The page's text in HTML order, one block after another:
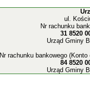
ul.
Nr rachunku
31 8520
Urząd Gminy
Nr rachunku bankowego
84 8520
Urząd Gminy